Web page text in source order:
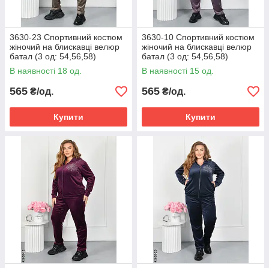
3630-23 Спортивний костюм
жіночий на блискавці велюр
батал (3 од: 54,56,58)
В наявності 18 од.
565 ₴/од.
Купити
3630-10 Спортивний костюм
жіночий на блискавці велюр
батал (3 од: 54,56,58)
В наявності 15 од.
565 ₴/од.
Купити